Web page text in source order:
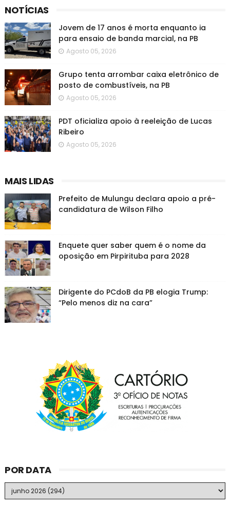
NOTÍCIAS
Jovem de 17 anos é morta enquanto ia
para ensaio de banda marcial, na PB
Agosto 05, 2026
Grupo tenta arrombar caixa eletrônico de
posto de combustíveis, na PB
Agosto 05, 2026
PDT oficializa apoio à reeleição de Lucas
Ribeiro
Agosto 05, 2026
MAIS LIDAS
Prefeito de Mulungu declara apoio a pré-
candidatura de Wilson Filho
Enquete quer saber quem é o nome da
oposição em Pirpirituba para 2028
Dirigente do PCdoB da PB elogia Trump:
“Pelo menos diz na cara”
POR DATA